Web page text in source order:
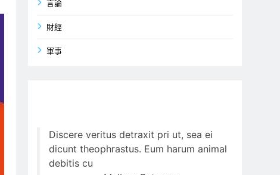
言論
財經
軍事
Discere veritus detraxit pri ut, sea ei
dicunt theophrastus. Eum harum animal
debitis cu